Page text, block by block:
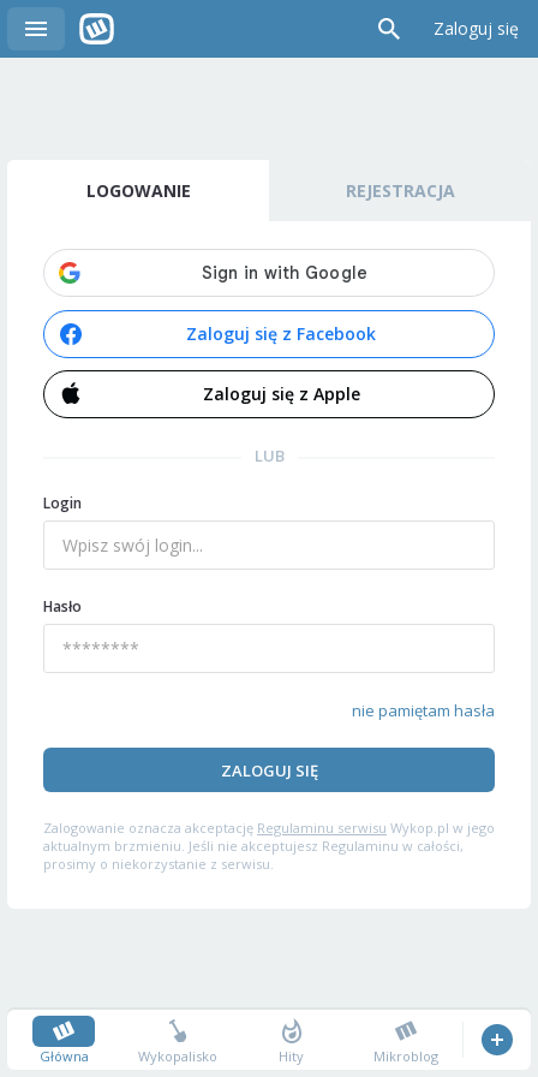
Zaloguj się
LOGOWANIE REJESTRACJA
Zaloguj się z Facebook
Zaloguj się z Apple
LUB
Login
Hasło
nie pamiętam hasła
ZALOGUJ SIĘ
Zalogowanie oznacza akceptację Regulaminu serwisu Wykop.pl w jego
aktualnym brzmieniu. Jeśli nie akceptujesz Regulaminu w całości,
prosimy o niekorzystanie z serwisu.
Główna Wykopalisko Hity Mikroblog